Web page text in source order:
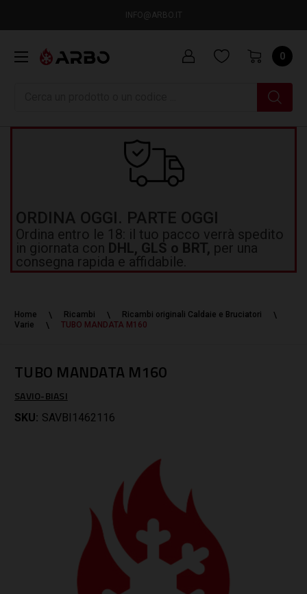
INFO@ARBO.IT
0
ORDINA OGGI. PARTE OGGI
Ordina entro le 18: il tuo pacco verrà spedito
in giornata con DHL, GLS o BRT, per una
consegna rapida e affidabile.
Home Ricambi
Ricambi originali Caldaie e Bruciatori
Varie
TUBO MANDATA M160
TUBO MANDATA M160
SAVIO-BIASI
SKU: SAVBI1462116